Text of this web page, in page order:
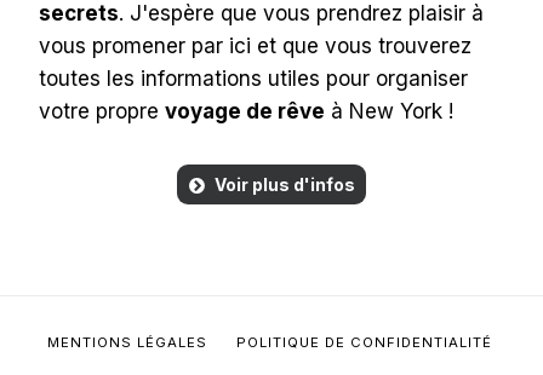
secrets. J'espère que vous prendrez plaisir à
vous promener par ici et que vous trouverez
toutes les informations utiles pour organiser
votre propre voyage de rêve à New York !
Voir plus d'infos
MENTIONS LÉGALES POLITIQUE DE CONFIDENTIALITÉ